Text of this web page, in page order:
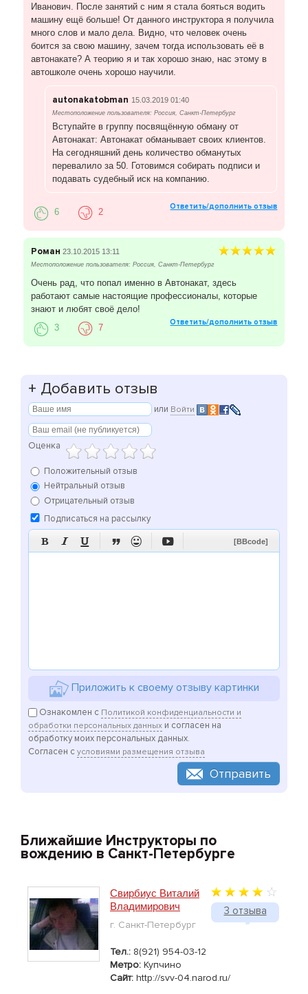
Иванович. После занятий с ним я стала бояться водить
машину ещё больше! От данного инструктора я получила
много слов и мало дела. Видно, что человек очень
боится за свою машину, зачем тогда использовать её в
автонакате? А теорию я и так хорошо знаю, нас этому в
автошколе очень хорошо научили.
autonakatobman 15.03.2019 01:40
Местоположение пользователя: Россия, Санкт-Петербург
Вступайте в группу посвящённую обману от
Автонакат: Автонакат обманывает своих клиентов.
На сегодняшний день количество обманутых
перевалило за 50. Готовимся собирать подписи и
подавать судебный иск на компанию.
Ответить/дополнить отзыв
6 2
Роман 23.10.2015 13:11
Местоположение пользователя: Россия, Санкт-Петербург
Очень рад, что попал именно в Автонакат, здесь
работают самые настоящие профессионалы, которые
знают и любят своё дело!
Ответить/дополнить отзыв
3 7
+ Добавить отзыв
или Войти
Оценка
Положительный отзыв
Нейтральный отзыв
Отрицательный отзыв
Подписаться на рассылку
      [BBcode]
Приложить к своему отзыву картинки
Ознакомлен с Политикой конфиденциальности и
обработки персональных данных и согласен на
обработку моих персональных данных.
Согласен с условиями размещения отзыва
Отправить
Ближайшие Инструкторы по
вождению в Санкт-Петербурге
3 отзыва
Свирбиус Виталий
Владимирович
г. Санкт-Петербург
Тел.: 8(921) 954-03-12
Метро: Купчино
Сайт: http://svv-04.narod.ru/